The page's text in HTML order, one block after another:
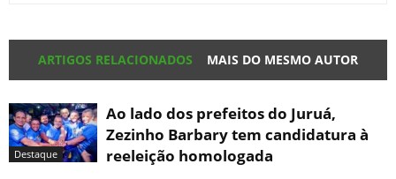
ARTIGOS RELACIONADOS MAIS DO MESMO AUTOR
Destaque
Ao lado dos prefeitos do Juruá,
Zezinho Barbary tem candidatura à
reeleição homologada